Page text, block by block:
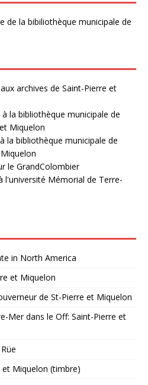
de la bibiliothèque municipale de
archives de Saint-Pierre et
la bibliothèque municipale de
Miquelon
la bibliothèque municipale de
le GrandColombier
l'université Mémorial de Terre-
in North America
et Miquelon
de St-Pierre et Miquelon
Mer dans le Off: Saint-Pierre et
Miquelon (timbre)